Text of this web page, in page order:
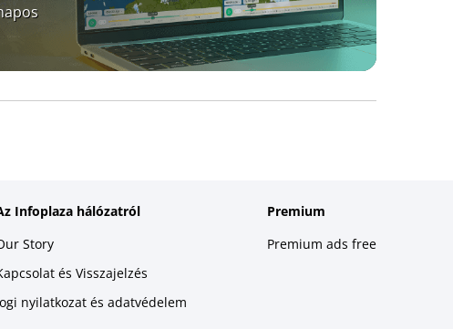
Infoplaza hálózatról
Story
és Visszajelzés
nyilatkozat és adatvédelem
Premium
Premium ads free